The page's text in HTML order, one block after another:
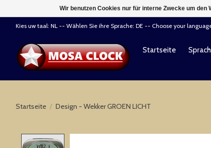
Kies uw taal: NL -- Wählen Sie ihre Sprache: DE -- Choose your
Startseite
Startseite / Design - Wekker GROEN LICHT
Wir benutzen Cookies nur für interne Zwecke um den